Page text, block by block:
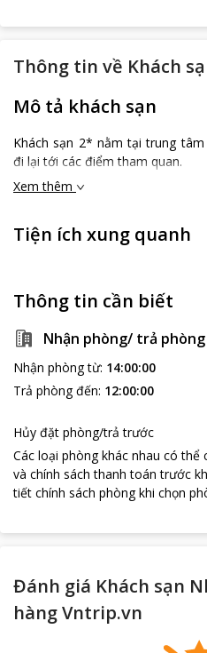
Thông tin về Khách
Mô tả khách sạn
Khách sạn 2* nằm tại trung
đi lại tới các điểm tham quan.
Xem thêm
Tiện ích xung quanh
Thông tin cần biết
Nhận phòng/ trả phòng
Nhận phòng từ: 14:00:00
Trả phòng đến: 12:00:00
Hủy đặt phòng/trả trước
Các loại phòng khác nhau có
và chính sách thanh toán trước
tiết chính sách phòng khi chọn
Đánh giá Khách sạn
hàng Vntrip.vn